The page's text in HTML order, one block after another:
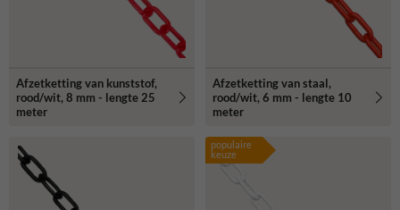
Afzetketting van kunststof,
rood/wit, 8 mm - lengte 25
meter
Afzetketting van staal,
rood/wit, 6 mm - lengte 10
meter
populaire
keuze